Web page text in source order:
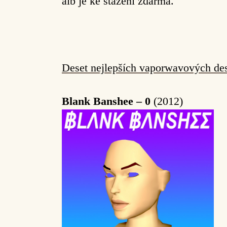
Deset nejlepších vaporwavových
Blank Banshee – 0 (2012)